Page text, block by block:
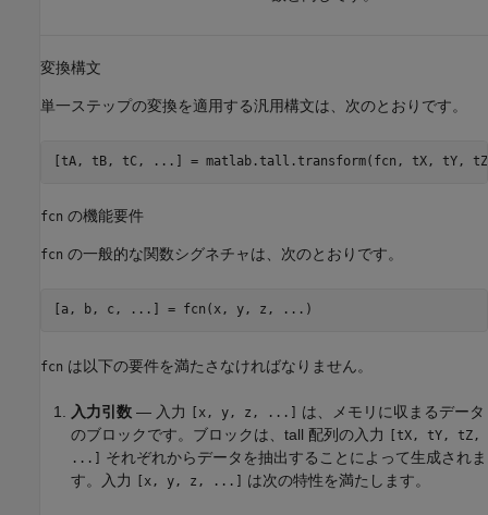
変換構文
単一ステップの変換を適用する汎用構文は、次のとおりです。
[tA, tB, tC, ...] = matlab.tall.transform(fcn, tX, tY,
fcn の機能要件
fcn の一般的な関数シグネチャは、次のとおりです。
[a, b, c, ...] = fcn(x, y, z, ...)
fcn は以下の要件を満たさなければなりません。
入力引数 — 入力 [x, y, z, ...] は、メモリに収まるデータ
のブロックです。ブロックは、tall 配列の入力
[tX, tY, tZ,
...] それぞれからデータを抽出することによって生成されま
す。入力
[x, y, z, ...] は次の特性を満たします。